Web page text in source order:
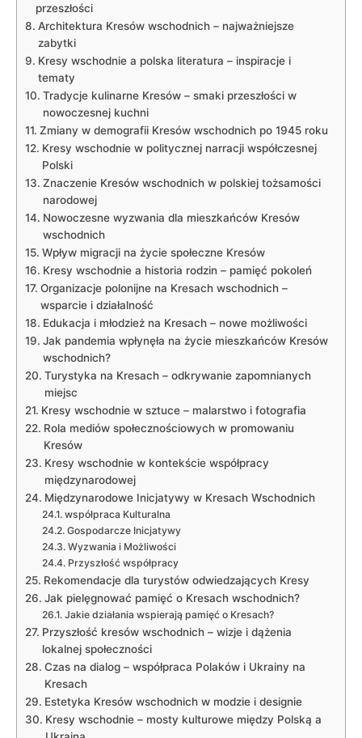
przeszłości
Architektura Kresów wschodnich – najważniejsze
zabytki
Kresy wschodnie a polska literatura – inspiracje i
tematy
Tradycje kulinarne Kresów – smaki przeszłości w
nowoczesnej kuchni
Zmiany w demografii Kresów wschodnich po 1945 roku
Kresy wschodnie w politycznej narracji współczesnej
Polski
Znaczenie Kresów wschodnich w polskiej tożsamości
narodowej
Nowoczesne wyzwania dla mieszkańców Kresów
wschodnich
Wpływ migracji na życie społeczne Kresów
Kresy wschodnie a historia rodzin – pamięć pokoleń
Organizacje polonijne na Kresach wschodnich –
wsparcie i działalność
Edukacja i młodzież na Kresach – nowe możliwości
Jak pandemia wpłynęła na życie mieszkańców Kresów
wschodnich?
Turystyka na Kresach – odkrywanie zapomnianych
miejsc
Kresy wschodnie w sztuce – malarstwo i fotografia
Rola mediów społecznościowych w promowaniu
Kresów
Kresy wschodnie w kontekście współpracy
międzynarodowej
Międzynarodowe Inicjatywy w Kresach Wschodnich
współpraca Kulturalna
Gospodarcze Inicjatywy
Wyzwania i Możliwości
Przyszłość współpracy
Rekomendacje dla turystów odwiedzających Kresy
Jak pielęgnować pamięć o Kresach wschodnich?
Jakie działania wspierają pamięć o Kresach?
Przyszłość kresów wschodnich – wizje i dążenia
lokalnej społeczności
Czas na dialog – współpraca Polaków i Ukrainy na
Kresach
Estetyka Kresów wschodnich w modzie i designie
Kresy wschodnie – mosty kulturowe między Polską a